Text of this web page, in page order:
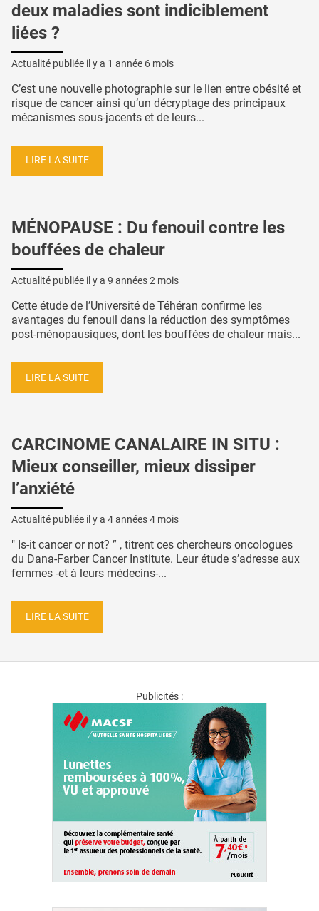
deux maladies sont indiciblement
liées ?
Actualité publiée il y a 1 année 6 mois
C’est une nouvelle photographie sur le lien entre obésité et
risque de cancer ainsi qu’un décryptage des principaux
mécanismes sous-jacents et de leurs...
LIRE LA SUITE
MÉNOPAUSE : Du fenouil contre les
bouffées de chaleur
Actualité publiée il y a 9 années 2 mois
Cette étude de l’Université de Téhéran confirme les
avantages du fenouil dans la réduction des symptômes
post-ménopausiques, dont les bouffées de chaleur mais...
LIRE LA SUITE
CARCINOME CANALAIRE IN SITU :
Mieux conseiller, mieux dissiper
l’anxiété
Actualité publiée il y a 4 années 4 mois
" Is-it cancer or not? ” , titrent ces chercheurs oncologues
du Dana-Farber Cancer Institute. Leur étude s’adresse aux
femmes -et à leurs médecins-...
LIRE LA SUITE
Publicités :